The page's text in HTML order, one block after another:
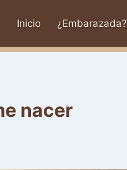
Inicio ¿Embarazada?
nacer